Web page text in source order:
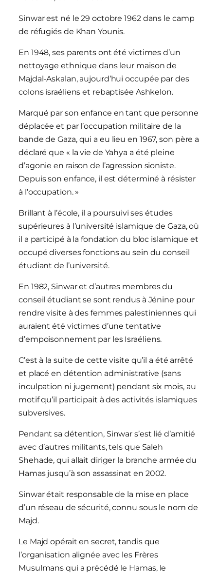
Sinwar est né le 29 octobre 1962 dans le camp
de réfugiés de Khan Younis.
En 1948, ses parents ont été victimes d’un
nettoyage ethnique dans leur maison de
Majdal-Askalan, aujourd’hui occupée par des
colons israéliens et rebaptisée Ashkelon.
Marqué par son enfance en tant que personne
déplacée et par l’occupation militaire de la
bande de Gaza, qui a eu lieu en 1967, son père a
déclaré que « la vie de Yahya a été pleine
d’agonie en raison de l’agression sioniste.
Depuis son enfance, il est déterminé à résister
à l’occupation. »
Brillant à l’école, il a poursuivi ses études
supérieures à l’université islamique de Gaza, où
il a participé à la fondation du bloc islamique et
occupé diverses fonctions au sein du conseil
étudiant de l’université.
En 1982, Sinwar et d’autres membres du
conseil étudiant se sont rendus à Jénine pour
rendre visite à des femmes palestiniennes qui
auraient été victimes d’une tentative
d’empoisonnement par les Israéliens.
C’est à la suite de cette visite qu’il a été arrêté
et placé en détention administrative (sans
inculpation ni jugement) pendant six mois, au
motif qu’il participait à des activités islamiques
subversives.
Pendant sa détention, Sinwar s’est lié d’amitié
avec d’autres militants, tels que Saleh
Shehade, qui allait diriger la branche armée du
Hamas jusqu’à son assassinat en 2002.
Sinwar était responsable de la mise en place
d’un réseau de sécurité, connu sous le nom de
Majd.
Le Majd opérait en secret, tandis que
l’organisation alignée avec les Frères
Musulmans qui a précédé le Hamas, le